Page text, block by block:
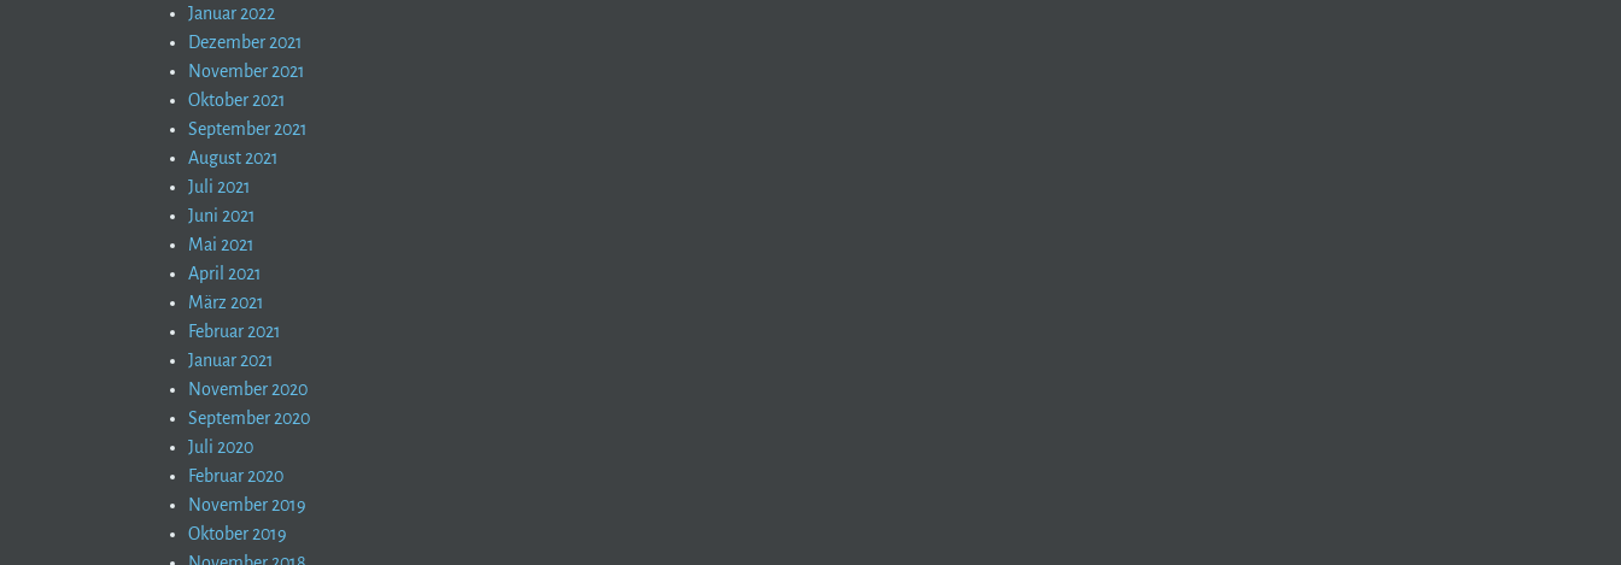
Januar 2022
Dezember 2021
November 2021
Oktober 2021
September 2021
August 2021
Juli 2021
Juni 2021
Mai 2021
April 2021
März 2021
Februar 2021
Januar 2021
November 2020
September 2020
Juli 2020
Februar 2020
November 2019
Oktober 2019